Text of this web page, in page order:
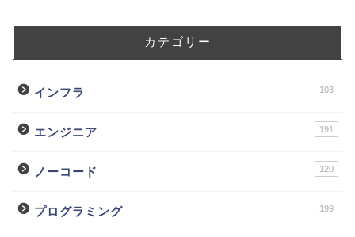
カテゴリー
インフラ 103
エンジニア 191
ノーコード 120
プログラミング 199